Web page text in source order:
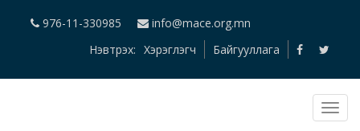
976-11-330985
info@mace.org.mn
Нэвтрэх: Хэрэглэгч Байгууллага